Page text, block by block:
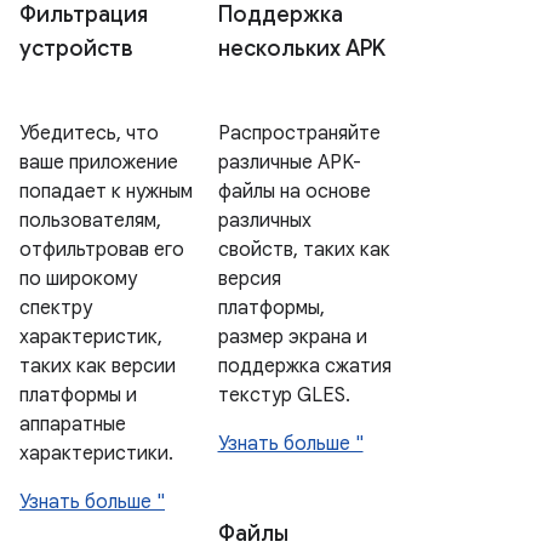
Фильтрация
устройств
Убедитесь, что
ваше приложение
попадает к нужным
пользователям,
отфильтровав его
по широкому
спектру
характеристик,
таких как версии
платформы и
аппаратные
характеристики.
Узнать больше "
Поддержка
нескольких APK
Распространяйте
различные APK-
файлы на основе
различных
свойств, таких как
версия
платформы,
размер экрана и
поддержка сжатия
текстур GLES.
Узнать больше "
Файлы